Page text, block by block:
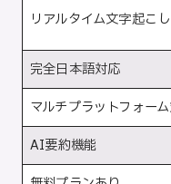
リアルタイム文字起こし
完全日本語対応
マルチプラットフォー
AI要約機能